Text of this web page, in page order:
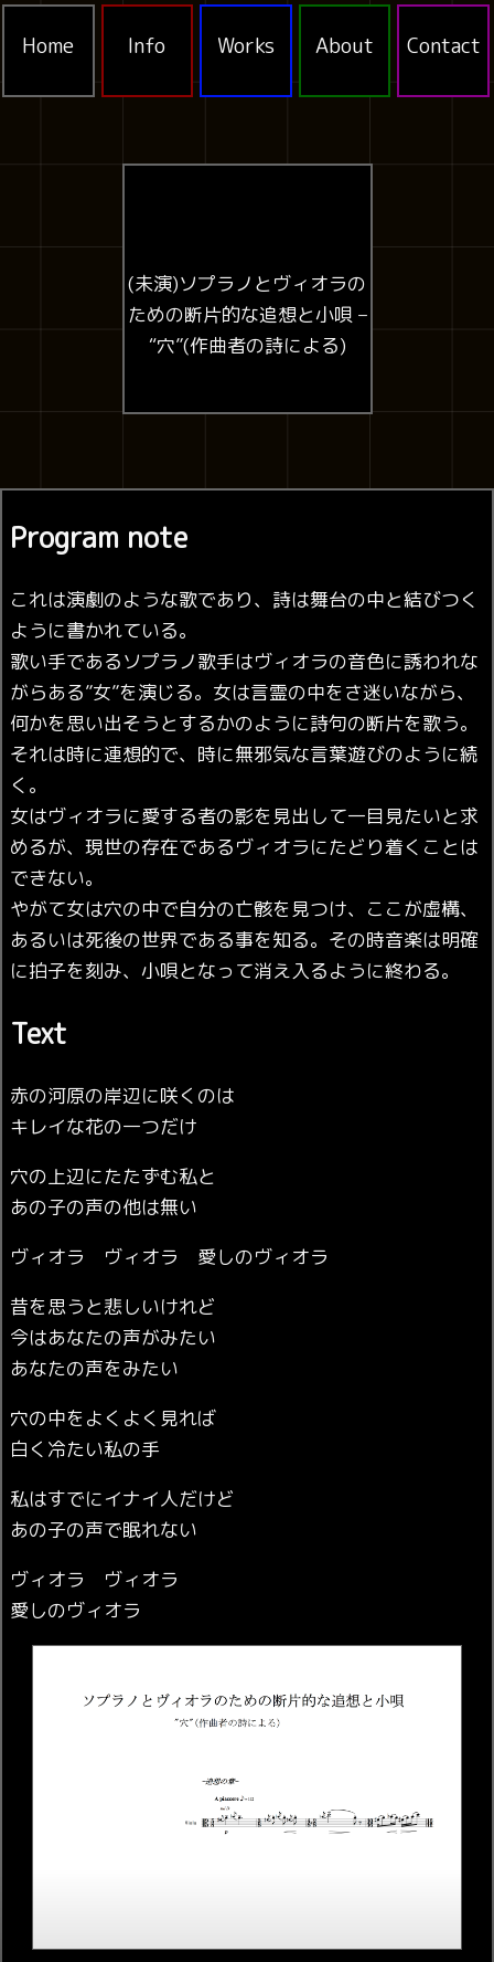
Home Info Works About Contact
(未演)ソプラノとヴィオラの
ための断片的な追想と小唄 –
“穴”(作曲者の詩による)
Program note
これは演劇のような歌であり、詩は舞台の中と結びつく
ように書かれている。
歌い手であるソプラノ歌手はヴィオラの音色に誘われな
がらある”女”を演じる。女は言霊の中をさ迷いながら、
何かを思い出そうとするかのように詩句の断片を歌う。
それは時に連想的で、時に無邪気な言葉遊びのように続
く。
女はヴィオラに愛する者の影を見出して一目見たいと求
めるが、現世の存在であるヴィオラにたどり着くことは
できない。
やがて女は穴の中で自分の亡骸を見つけ、ここが虚構、
あるいは死後の世界である事を知る。その時音楽は明確
に拍子を刻み、小唄となって消え入るように終わる。
Text
赤の河原の岸辺に咲くのは
キレイな花の一つだけ
穴の上辺にたたずむ私と
あの子の声の他は無い
ヴィオラ ヴィオラ 愛しのヴィオラ
昔を思うと悲しいけれど
今はあなたの声がみたい
あなたの声をみたい
穴の中をよくよく見れば
白く冷たい私の手
私はすでにイナイ人だけど
あの子の声で眠れない
ヴィオラ ヴィオラ
愛しのヴィオラ